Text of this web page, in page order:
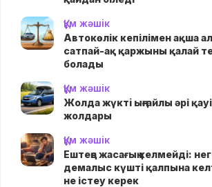
Құм жәшік
Автокөлік кепілімен ақша
сатпай-ақ қаржыны қалай
болады
Құм жәшік
Жолда жүктi ыңғайлы әрі
жолдары
Құм жәшік
Ештеңе жасағың келмейді:
демалыс күшті қалпына
не істеу керек